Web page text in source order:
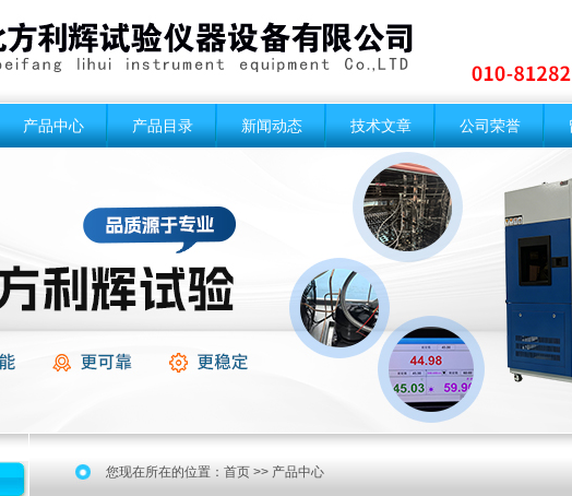
产品中心 产品目录 新闻动态 技术文章 公司荣誉
您现在所在的位置： 首页 >> 产品中心